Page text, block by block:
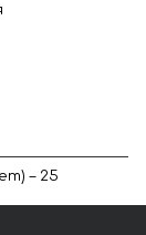
– 25